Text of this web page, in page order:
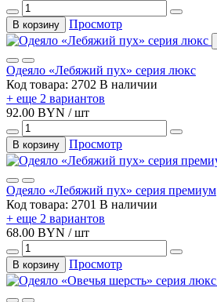
В корзину Просмотр
Одеяло «Лебяжий пух» серия люкс
Код товара: 2702 В наличии
+ еще 2 вариантов
92.00 BYN / шт
В корзину Просмотр
Одеяло «Лебяжий пух» серия премиум
Код товара: 2701 В наличии
+ еще 2 вариантов
68.00 BYN / шт
В корзину Просмотр